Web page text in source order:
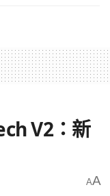
V2：新
AA